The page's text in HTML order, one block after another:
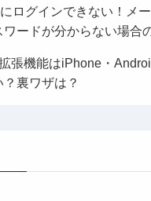
ログインできない！メ
ワードが分からない場合
張機能はiPhone・
裏ワザは？